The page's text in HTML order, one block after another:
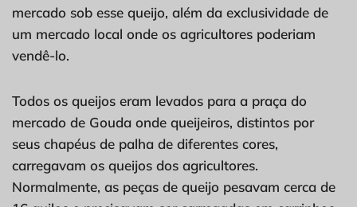
mercado sob esse queijo, além da exclusividade de
um mercado local onde os agricultores poderiam
vendê-lo.
Todos os queijos eram levados para a praça do
mercado de Gouda onde queijeiros, distintos por
seus chapéus de palha de diferentes cores,
carregavam os queijos dos agricultores.
Normalmente, as peças de queijo pesavam cerca de